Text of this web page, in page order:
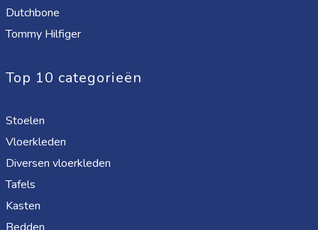
Dutchbone
Tommy Hilfiger
Top 10 categorieën
Stoelen
Vloerkleden
Diversen vloerkleden
Tafels
Kasten